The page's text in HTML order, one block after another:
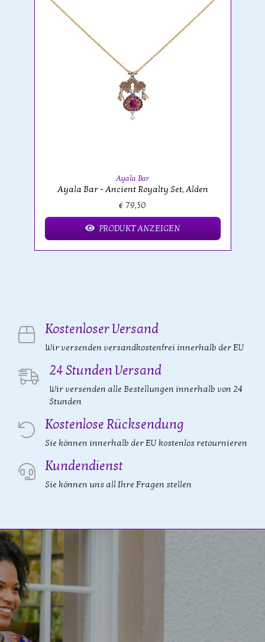
Ayala Bar
Ayala Bar - Ancient Royalty Set, Alden
€ 79,50
PRODUKT ANZEIGEN
Kostenloser Versand
Wir versenden versandkostenfrei innerhalb der EU
24 Stunden Versand
Wir versenden alle Bestellungen innerhalb von 24
Stunden
Kostenlose Rücksendung
Sie können innerhalb der EU kostenlos retournieren
Kundendienst
Sie können uns all Ihre Fragen stellen